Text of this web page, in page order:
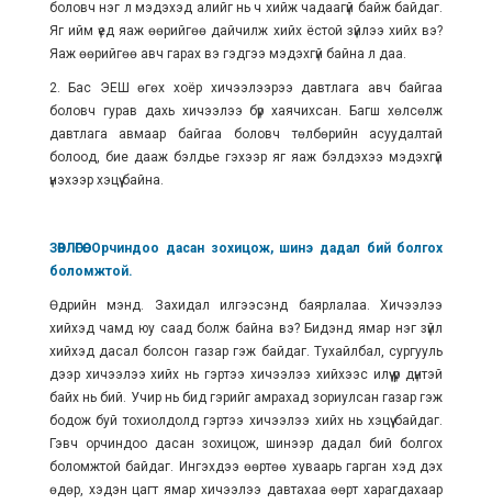
боловч нэг л мэдэхэд алийг нь ч хийж чадаагүй байж байдаг.
Яг ийм үед яаж өөрийгөө дайчилж хийх ёстой зүйлээ хийх вэ?
Яаж өөрийгөө авч гарах вэ гэдгээ мэдэхгүй байна л даа.
2. Бас ЭЕШ өгөх хоёр хичээлээрээ давтлага авч байгаа
боловч гурав дахь хичээлээ бүр хаячихсан. Багш хөлсөлж
давтлага авмаар байгаа боловч төлбөрийн асуудалтай
болоод, бие дааж бэлдье гэхээр яг яаж бэлдэхээ мэдэхгүй
үнэхээр хэцүү байна.
ЗӨВЛӨГӨӨ: Орчиндоо дасан зохицож, шинэ дадал бий болгох
боломжтой.
Өдрийн мэнд. Захидал илгээсэнд баярлалаа. Хичээлээ
хийхэд чамд юу саад болж байна вэ? Бидэнд ямар нэг зүйл
хийхэд дасал болсон газар гэж байдаг. Тухайлбал, сургууль
дээр хичээлээ хийх нь гэртээ хичээлээ хийхээс илүү үр дүнтэй
байх нь бий. Учир нь бид гэрийг амрахад зориулсан газар гэж
бодож буй тохиолдолд гэртээ хичээлээ хийх нь хэцүү байдаг.
Гэвч орчиндоо дасан зохицож, шинээр дадал бий болгох
боломжтой байдаг. Ингэхдээ өөртөө хуваарь гарган хэд дэх
өдөр, хэдэн цагт ямар хичээлээ давтахаа өөрт харагдахаар